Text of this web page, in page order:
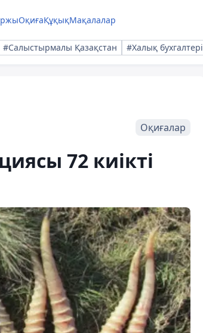
ОқиғаҚұқықМақалалар
#Салыстырмалы Қазақстан #Халық бухгалтері
Оқиғалар
72 киікті